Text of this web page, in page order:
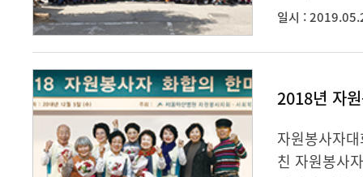
일시 :
2018년 자
자원봉사자
친 자원봉사